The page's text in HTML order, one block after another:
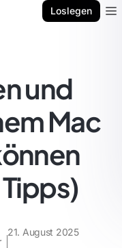
Loslegen
und
Mac
21. August 2025